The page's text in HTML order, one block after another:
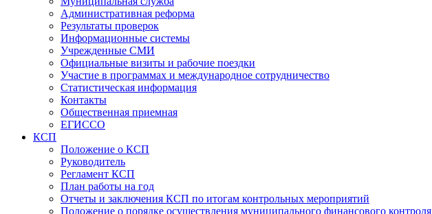
Административная реформа
Результаты проверок
Информационные системы
Учрежденные СМИ
Официальные визиты и рабочие поездки
Участие в программах и международное сотрудничество
Статистическая информация
Контакты
Общественная приемная
ЕГИССО
КСП
Положение о КСП
Руководитель
Регламент КСП
План работы на год
Отчеты и заключения КСП по итогам контрольных мероприятий
Положение о порядке осуществления муниципального финансового контроля